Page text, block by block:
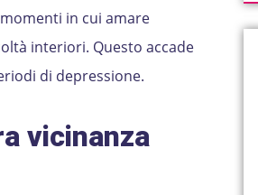
in cui amare
interiori. Questo accade
di depressione.
vicinanza